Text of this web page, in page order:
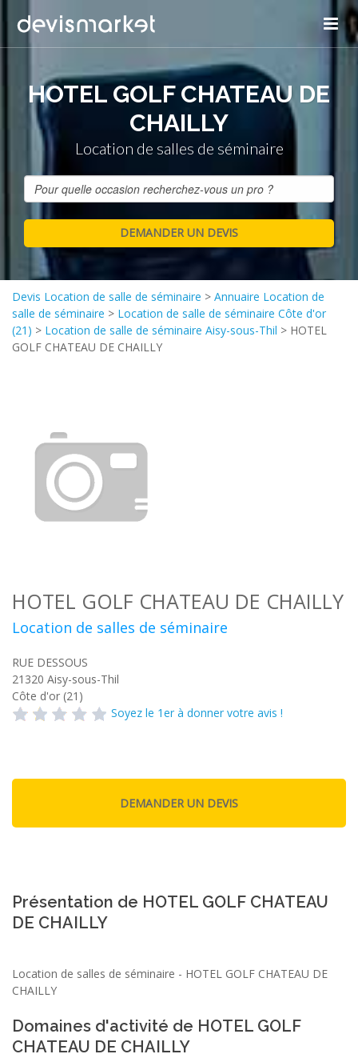
HOTEL GOLF CHATEAU DE
CHAILLY
Location de salles de séminaire
Devis Location de salle de séminaire > Annuaire Location de
salle de séminaire > Location de salle de séminaire Côte d'or
(21) > Location de salle de séminaire Aisy-sous-Thil > HOTEL
GOLF CHATEAU DE CHAILLY
HOTEL GOLF CHATEAU DE CHAILLY
Location de salles de séminaire
RUE DESSOUS
21320 Aisy-sous-Thil
Côte d'or (21)
Soyez le 1er à donner votre avis !
Présentation de HOTEL GOLF CHATEAU
DE CHAILLY
Location de salles de séminaire - HOTEL GOLF CHATEAU DE
CHAILLY
Domaines d'activité de HOTEL GOLF
CHATEAU DE CHAILLY